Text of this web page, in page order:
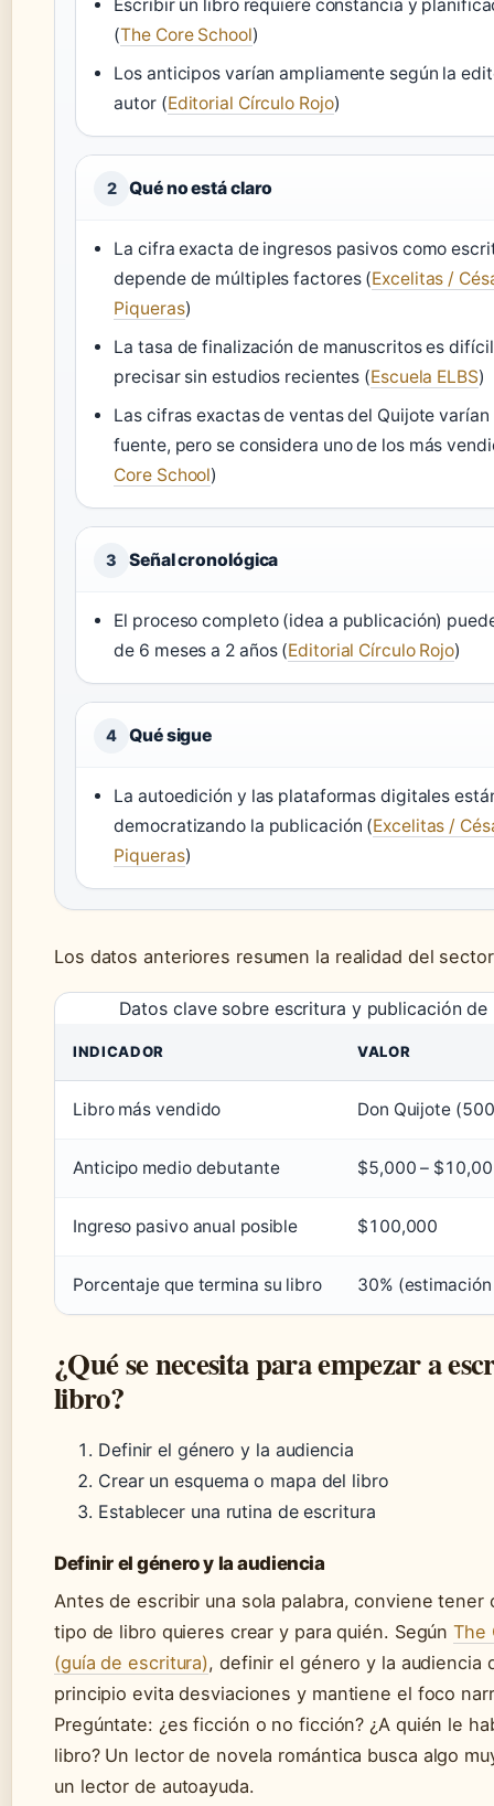
Escribir un libro requiere constancia y
(The Core School)
Los anticipos varían ampliamente según la
autor (Editorial Círculo Rojo)
2 Qué no está claro
La cifra exacta de ingresos pasivos como
depende de múltiples factores (Excelitas /
Piqueras)
La tasa de finalización de manuscritos es
precisar sin estudios recientes (Escuela ELBS)
Las cifras exactas de ventas del Quijote varían
fuente, pero se considera uno de los más
Core School)
3 Señal cronológica
El proceso completo (idea a publicación)
de 6 meses a 2 años (Editorial Círculo Rojo)
4 Qué sigue
La autoedición y las plataformas digitales
democratizando la publicación (Excelitas /
Piqueras)
Los datos anteriores resumen la realidad del
Datos clave sobre escritura y publicación de
INDICADOR VALOR
Libro más vendido Don Quijote
Anticipo medio debutante $5,000 –
Ingreso pasivo anual posible $100,000
Porcentaje que termina su libro 30%
¿Qué se necesita para empezar a
libro?
Definir el género y la audiencia
Crear un esquema o mapa del libro
Establecer una rutina de escritura
Definir el género y la audiencia
Antes de escribir una sola palabra, conviene tener
tipo de libro quieres crear y para quién. SegúnThe
(guía de escritura), definir el género y la audiencia
principio evita desviaciones y mantiene el foco
Pregúntate: ¿es ficción o no ficción? ¿A quién le
libro? Un lector de novela romántica busca algo
un lector de autoayuda.